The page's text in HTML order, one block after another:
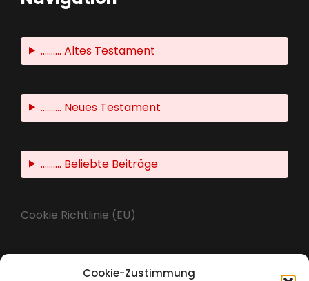
Cookie-Zustimmung
.......... Altes Testament
.......... Neues Testament
.......... Beliebte Beiträge
Cookie Richtlinie (EU)